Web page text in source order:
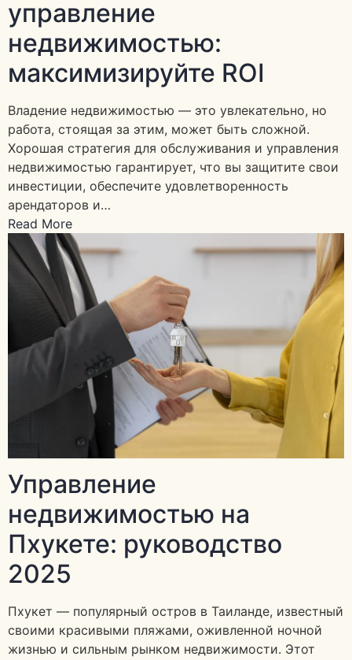
управление
недвижимостью:
максимизируйте ROI
Владение недвижимостью — это увлекательно, но
работа, стоящая за этим, может быть сложной.
Хорошая стратегия для обслуживания и управления
недвижимостью гарантирует, что вы защитите свои
инвестиции, обеспечите удовлетворенность
арендаторов и…
Read More
Управление
недвижимостью на
Пхукете: руководство
2025
Пхукет — популярный остров в Таиланде, известный
своими красивыми пляжами, оживленной ночной
жизнью и сильным рынком недвижимости. Этот